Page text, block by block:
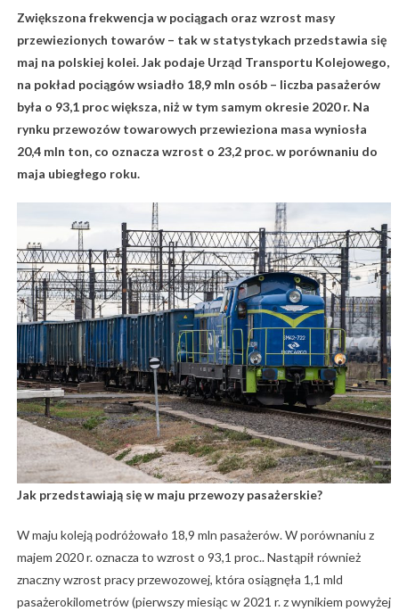
Zwiększona frekwencja w pociągach oraz wzrost masy
przewiezionych towarów – tak w statystykach przedstawia się
maj na polskiej kolei. Jak podaje Urząd Transportu Kolejowego,
na pokład pociągów wsiadło 18,9 mln osób – liczba pasażerów
była o 93,1 proc większa, niż w tym samym okresie 2020 r. Na
rynku przewozów towarowych przewieziona masa wyniosła
20,4 mln ton, co oznacza wzrost o 23,2 proc. w porównaniu do
maja ubiegłego roku.
Jak przedstawiają się w maju przewozy pasażerskie?
W maju koleją podróżowało 18,9 mln pasażerów. W porównaniu z
majem 2020 r. oznacza to wzrost o 93,1 proc.. Nastąpił również
znaczny wzrost pracy przewozowej, która osiągnęła 1,1 mld
pasażerokilometrów (pierwszy miesiąc w 2021 r. z wynikiem powyżej